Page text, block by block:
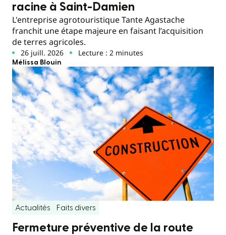
racine à Saint-Damien
L'entreprise agrotouristique Tante Agastache
franchit une étape majeure en faisant l’acquisition
de terres agricoles.
26 juill. 2026 Lecture : 2 minutes
Mélissa Blouin
Actualités Faits divers
Fermeture préventive de la route